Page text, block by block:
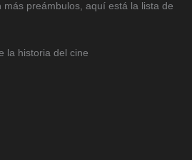
más preámbulos, aquí está la lista de
la historia del cine